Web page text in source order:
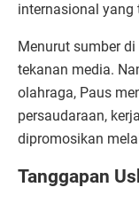
internasional yang
Menurut sumber
tekanan media.
olahraga, Paus
persaudaraan,
dipromosikan
Tanggapan